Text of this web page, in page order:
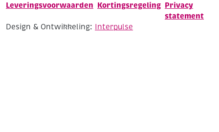
Leveringsvoorwaarden Kortingsregeling Privacy
statement
Design & Ontwikkeling: Interpulse